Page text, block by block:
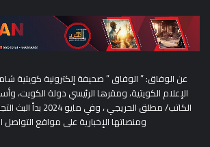
عن الوفاق: ” الوفاق ” صحيفة إلكترونية كويتية
الإعلام الكويتية، ومقرها الرئيسي دولة الكويت،
الكاتب/ مطلق الحريجي
ومنصاتها الإخبارية على مواقع التواصل